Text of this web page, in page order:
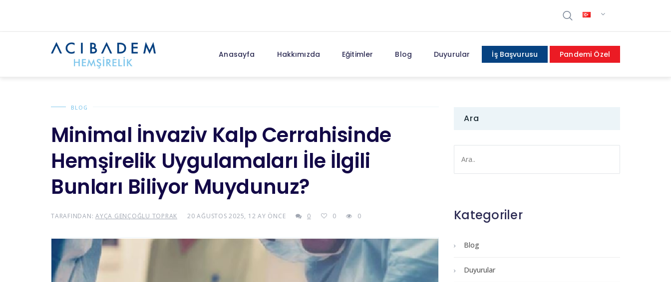
Anasayfa Hakkımızda Eğitimler Blog Duyurular İş Başvurusu Pandemi Özel
BLOG
Minimal İnvaziv Kalp Cerrahisinde
Hemşirelik Uygulamaları İle İlgili
Bunları Biliyor Muydunuz?
TARAFINDAN: AYÇA GENÇOĞLU TOPRAK 20 AĞUSTOS 2025, 12 AY ÖNCE 0 0 0
Ara
Kategoriler
Blog
Duyurular